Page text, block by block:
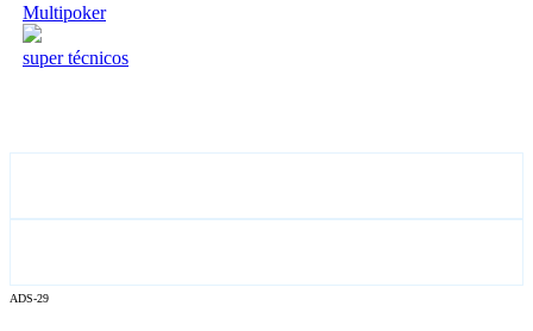
Multipoker
super técnicos
ADS-29